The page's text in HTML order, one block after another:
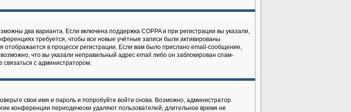
два варианта. Если включена поддержка COPPA и при регистрации вы указали,
требуется, чтобы все новые учётные записи были активированы
в процессе регистрации. Если вам было прислано email-сообщение,
что вы указали неправильный адрес email либо он заблокирован спам-
с администратором.
свои имя и пароль и попробуйте войти снова. Возможно, администратор
конференции периодически удаляют пользователей, длительное время не